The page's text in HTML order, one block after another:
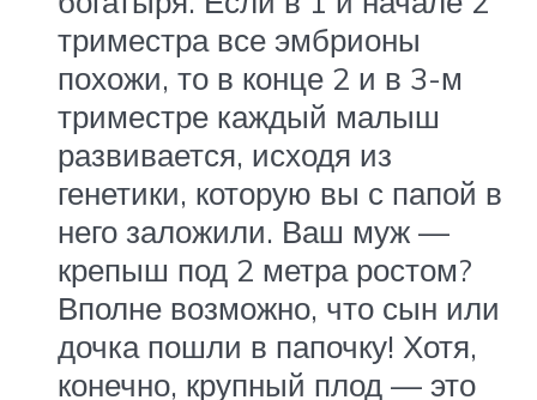
триместра все эмбрионы
похожи, то в конце 2 и в 3-м
триместре каждый малыш
развивается, исходя из
генетики, которую вы с папой в
него заложили. Ваш муж —
крепыш под 2 метра ростом?
Вполне возможно, что сын или
дочка пошли в папочку! Хотя,
конечно, крупный плод — это